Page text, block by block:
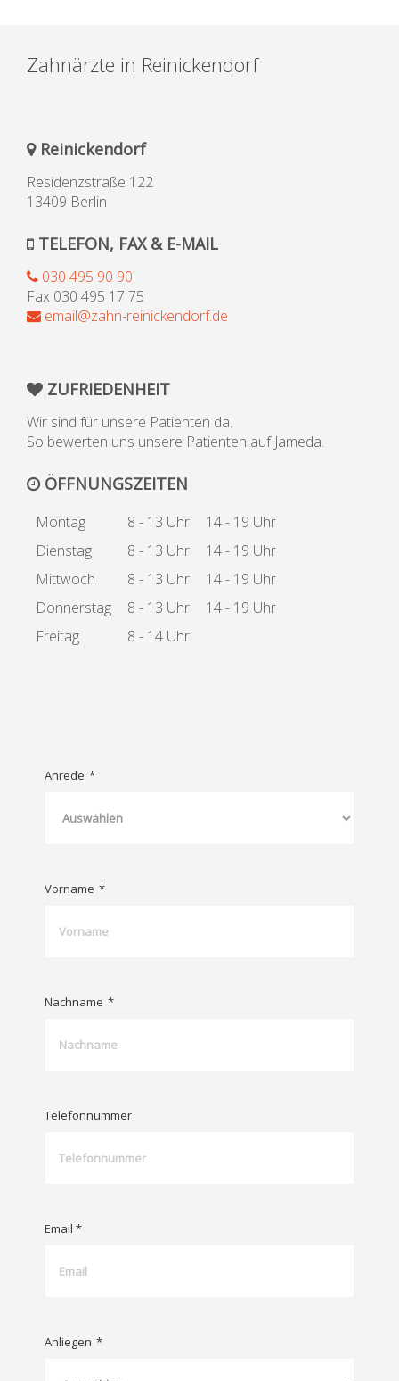
Zahnärzte in Reinickendorf
Reinickendorf
Residenzstraße 122
13409 Berlin
TELEFON, FAX & E-MAIL
030 495 90 90
Fax 030 495 17 75
email@zahn-reinickendorf.de
ZUFRIEDENHEIT
Wir sind für unsere Patienten da.
So bewerten uns unsere Patienten auf Jameda.
ÖFFNUNGSZEITEN
Montag 8 - 13 Uhr
14 - 19 Uhr
Dienstag
8 - 13 Uhr
14 - 19 Uhr
Mittwoch
8 - 13 Uhr
14 - 19 Uhr
Donnerstag
8 - 13 Uhr
14 - 19 Uhr
Freitag
8 - 14 Uhr
Anrede *
Vorname *
Nachname *
Telefonnummer
Email *
Anliegen *